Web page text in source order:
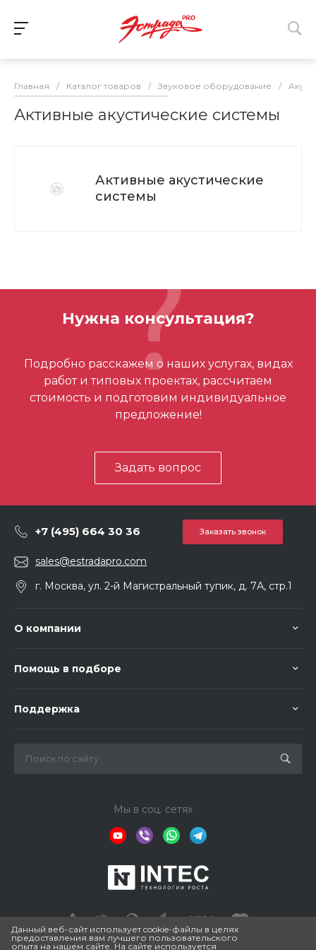
Главная / Каталог товаров / Звуковое оборудование /
Активные акустические системы
Активные акустические
системы
Нужна консультация?
Подробно расскажем о наших услугах, видах
работ и типовых проектах, рассчитаем
стоимость и подготовим индивидуальное
предложение!
Задать вопрос
+7 (495) 664 30 36 Заказать звонок
sales@estradapro.com
г. Москва, ул. 2-й Магистральный тупик, д. 7А, стр.1
О компании
Помощь в подборе
Поддержка
Мы в соц. сетях
Данный веб-сайт использует cookie-файлы в целях
предоставления вам лучшего пользовательского
опыта на нашем сайте. На сайте используется